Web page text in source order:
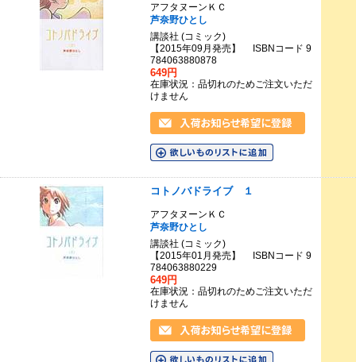
アフタヌーンＫＣ
芦奈野ひとし
講談社 (コミック)
【2015年09月発売】 ISBNコード 9
784063880878
649円
在庫状況：品切れのためご注文いただ
けません
コトノバドライブ １
アフタヌーンＫＣ
芦奈野ひとし
講談社 (コミック)
【2015年01月発売】 ISBNコード 9
784063880229
649円
在庫状況：品切れのためご注文いただ
けません